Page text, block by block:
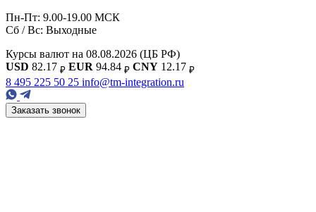
Пн-Пт: 9.00-19.00 МСК
Сб / Вс: Выходные
Курсы валют на 08.08.2026 (ЦБ РФ)
USD 82.17 ₽ EUR 94.84 ₽ CNY 12.17 ₽
8 495 225 50 25 info@tm-integration.ru
Заказать звонок